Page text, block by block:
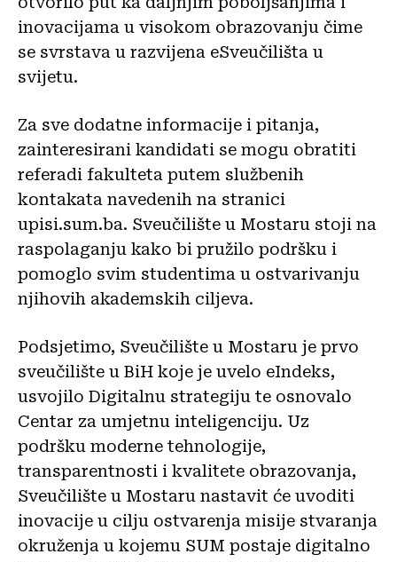
inovacijama u visokom obrazovanju čime
se svrstava u razvijena eSveučilišta u
svijetu.
Za sve dodatne informacije i pitanja,
zainteresirani kandidati se mogu obratiti
referadi fakulteta putem službenih
kontakata navedenih na stranici
upisi.sum.ba. Sveučilište u Mostaru stoji na
raspolaganju kako bi pružilo podršku i
pomoglo svim studentima u ostvarivanju
njihovih akademskih ciljeva.
Podsjetimo, Sveučilište u Mostaru je prvo
sveučilište u BiH koje je uvelo eIndeks,
usvojilo Digitalnu strategiju te osnovalo
Centar za umjetnu inteligenciju. Uz
podršku moderne tehnologije,
transparentnosti i kvalitete obrazovanja,
Sveučilište u Mostaru nastavit će uvoditi
inovacije u cilju ostvarenja misije stvaranja
okruženja u kojemu SUM postaje digitalno